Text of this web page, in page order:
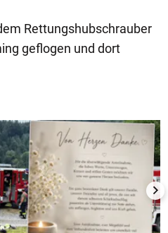
Rettungshubschrauber
geflogen und dort